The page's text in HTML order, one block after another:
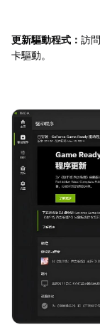
更新驅動程式： 訪
卡驅動。